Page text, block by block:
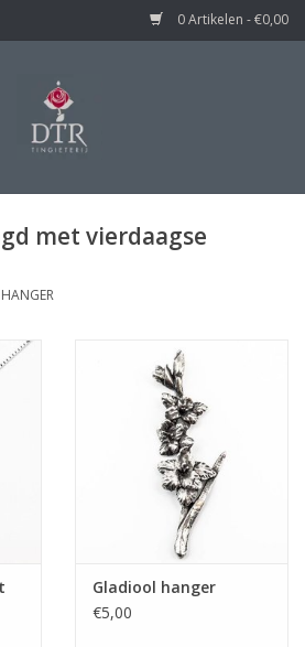
0 Artikelen - €0,00
met vierdaagse
Gladiool hanger
€5,00